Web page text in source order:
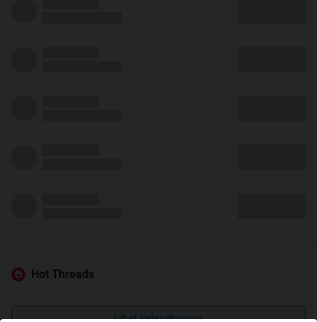
Hot Threads
Lihat Selengkapnya